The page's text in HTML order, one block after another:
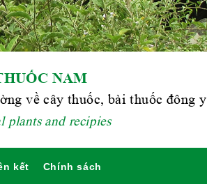
NAM
về cây thuốc, bài thuốc đông y
and recipies
kết Chính sách